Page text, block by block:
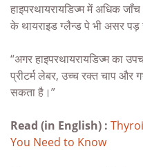
हाइपरथायरायडिज्म में अधिक
के थायराइड ग्लैन्ड पे भी असर
“अगर हाइपरथायरायडिज्म का
प्रीटर्म लेबर, उच्च रक्त चाप और
सकता है।”
Read (in English) :
You Need to Know